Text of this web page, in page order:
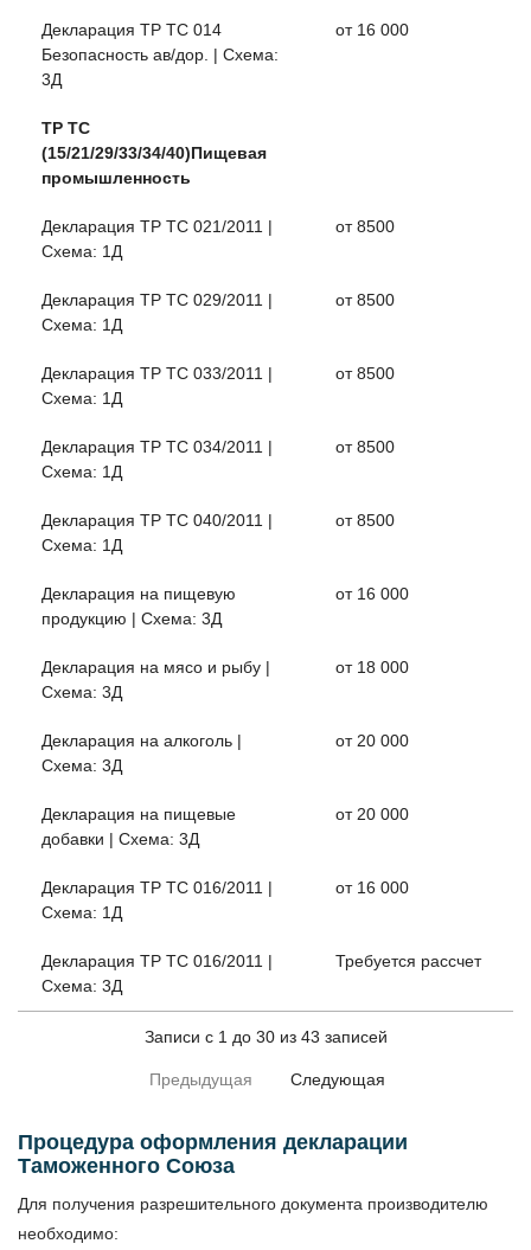
Декларация ТР ТС 014
Безопасность ав/дор. | Схема:
3Д
от 16 000
ТР ТС
(15/21/29/33/34/40)Пищевая
промышленность
Декларация ТР ТС 021/2011 |
Схема: 1Д
от 8500
Декларация ТР ТС 029/2011 |
Схема: 1Д
от 8500
Декларация ТР ТС 033/2011 |
Схема: 1Д
от 8500
Декларация ТР ТС 034/2011 |
Схема: 1Д
от 8500
Декларация ТР ТС 040/2011 |
Схема: 1Д
от 8500
Декларация на пищевую
продукцию | Схема: 3Д
от 16 000
Декларация на мясо и рыбу |
Схема: 3Д
от 18 000
Декларация на алкоголь |
Схема: 3Д
от 20 000
Декларация на пищевые
добавки | Схема: 3Д
от 20 000
Декларация ТР ТС 016/2011 |
Схема: 1Д
от 16 000
Декларация ТР ТС 016/2011 |
Схема: 3Д
Требуется рассчет
Записи с 1 до 30 из 43 записей
Предыдущая Следующая
Процедура оформления декларации
Таможенного Союза
Для получения разрешительного документа производителю
необходимо: